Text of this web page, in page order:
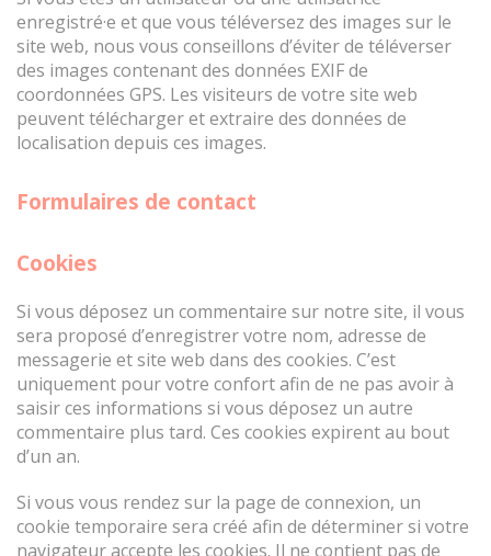
enregistré·e et que vous téléversez des images sur le
site web, nous vous conseillons d’éviter de téléverser
des images contenant des données EXIF de
coordonnées GPS. Les visiteurs de votre site web
peuvent télécharger et extraire des données de
localisation depuis ces images.
Formulaires de contact
Cookies
Si vous déposez un commentaire sur notre site, il vous
sera proposé d’enregistrer votre nom, adresse de
messagerie et site web dans des cookies. C’est
uniquement pour votre confort afin de ne pas avoir à
saisir ces informations si vous déposez un autre
commentaire plus tard. Ces cookies expirent au bout
d’un an.
Si vous vous rendez sur la page de connexion, un
cookie temporaire sera créé afin de déterminer si votre
navigateur accepte les cookies. Il ne contient pas de